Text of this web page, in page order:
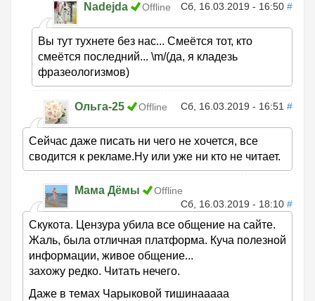
Nadejda Offline Сб, 16.03.2019 - 16:50 #
Вы тут тухнете без нас... Смеётся тот, кто
смеётся последний... \m/(да, я кладезь
фразеологизмов)
Ольга-25 Offline Сб, 16.03.2019 - 16:51 #
Сейчас даже писать ни чего не хочется, все
сводится к рекламе.Ну или уже ни кто не читает.
Мама Дёмы
Offline
Сб, 16.03.2019 - 18:10 #
Скукота. Цензура убила все общение на сайте.
Жаль, была отличная платформа. Куча полезной
информации, живое общение...
захожу редко. Читать нечего.
Даже в темах Чарыковой тишинааааа